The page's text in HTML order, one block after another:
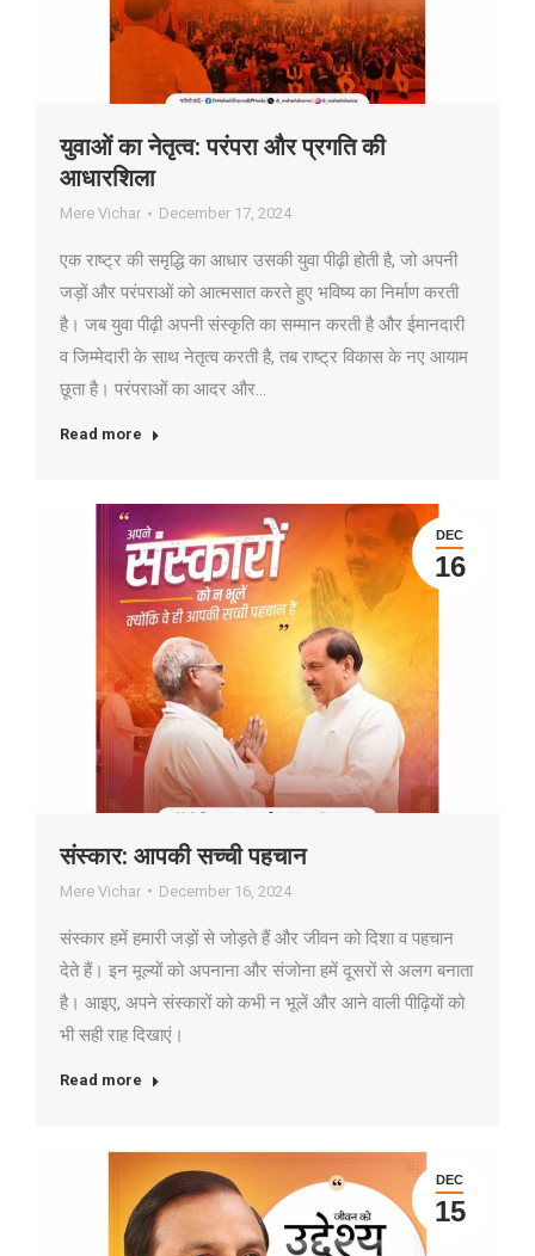
युवाओं का नेतृत्व: परंपरा और प्रगति की
आधारशिला
Mere Vichar December 17, 2024
एक राष्ट्र की समृद्धि का आधार उसकी युवा पीढ़ी होती है, जो अपनी
जड़ों और परंपराओं को आत्मसात करते हुए भविष्य का निर्माण करती
है। जब युवा पीढ़ी अपनी संस्कृति का सम्मान करती है और ईमानदारी
व जिम्मेदारी के साथ नेतृत्व करती है, तब राष्ट्र विकास के नए आयाम
छूता है। परंपराओं का आदर और…
Read more
DEC
16
संस्कार: आपकी सच्ची पहचान
Mere Vichar December 16, 2024
संस्कार हमें हमारी जड़ों से जोड़ते हैं और जीवन को दिशा व पहचान
देते हैं। इन मूल्यों को अपनाना और संजोना हमें दूसरों से अलग बनाता
है। आइए, अपने संस्कारों को कभी न भूलें और आने वाली पीढ़ियों को
भी सही राह दिखाएं।
Read more
DEC
15